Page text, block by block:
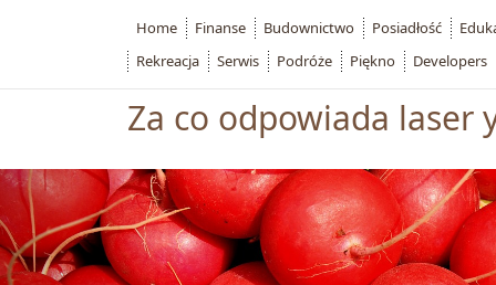
Za co odpowiada laser
Home Finanse Budownictwo Posiadłość
Rekreacja
Serwis Podróże Piękno Developers